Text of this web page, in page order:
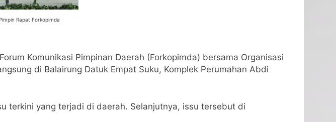
Rapat Forkopimda
Komunikasi Pimpinan Daerah (Forkopimda) bersama Organisasi
di Balairung Datuk Empat Suku, Komplek Perumahan Abdi
terkini yang terjadi di daerah. Selanjutnya, issu tersebut di